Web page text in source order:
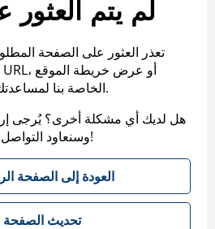
لم يتم
تعذر العثور على الصفحة
الخاصة بنا لمساعدتك في العثور على ما تريد.
هل لديك أي مشكلة أخرى؟ يُرجى
وسنعاود التواصل معك. شكرًا على صبرك!
العودة إلى الصفحة
تحديث الصفحة